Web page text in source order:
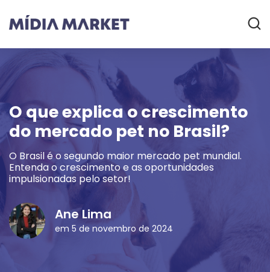
O que explica o crescimento
do mercado pet no Brasil?
O Brasil é o segundo maior mercado pet mundial.
Entenda o crescimento e as oportunidades
impulsionadas pelo setor!
Ane Lima
em 5 de novembro de 2024